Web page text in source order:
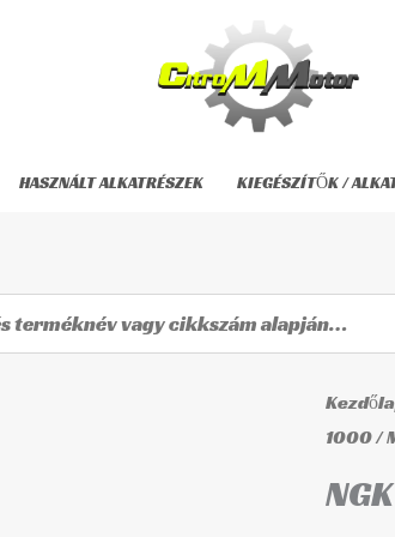
HASZNÁLT ALKATRÉSZEK KIEGÉSZÍTŐK /
1000/
NGK